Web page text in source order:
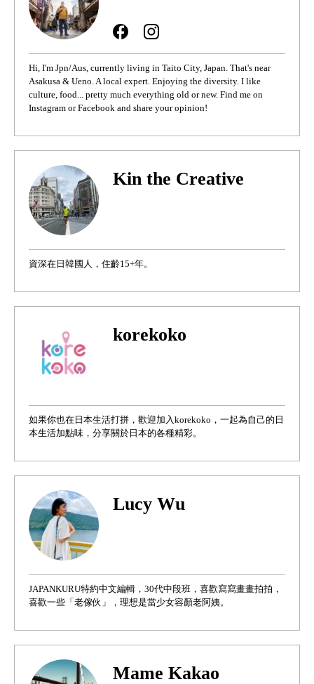
Hi, I'm Jpn/Aus, currently living in Taito City, Japan. That's near
Asakusa & Ueno. A local expert. Enjoying the diversity. I like
culture, food... pretty much everything old or new. Find me on
Instagram or Facebook and share your opinion!
Kin the Creative
資深在日韓國人，住齡15+年。
korekoko
如果你也在日本生活打拼，歡迎加入korekoko，一起為自己的日
本生活加點味，分享關於日本的各種精彩。
Lucy Wu
JAPANKURU特約中文編輯，30代中段班，喜歡寫寫畫畫拍拍，
喜歡一些「老傢伙」，理想是當少女容顏老阿姨。
Mame Kakao